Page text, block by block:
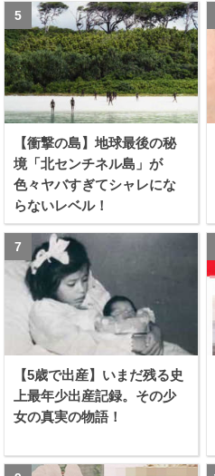
【衝撃の島】地球最後の秘
境「北センチネル島」が
色々ヤバすぎてシャレにな
らないレベル！
【5歳で出産】いまだ残る史
上最年少出産記録。その少
女の真実の物語！